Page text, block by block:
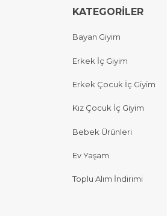
KATEGORİLER
Bayan Giyim
Erkek İç Giyim
Erkek Çocuk İç Giyim
Kız Çocuk İç Giyim
Bebek Ürünleri
Ev Yaşam
Toplu Alım İndirimi